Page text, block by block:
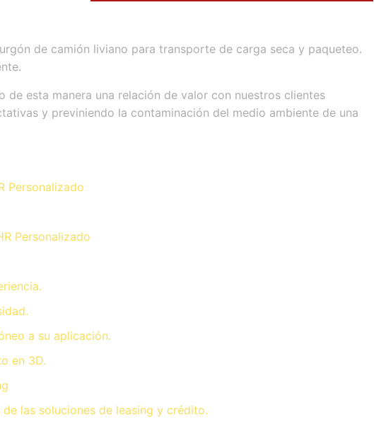
de camión liviano para transporte de carga seca y paqueteo.
de esta manera una relación de valor con nuestros clientes
y previniendo la contaminación del medio ambiente de una
Personalizado
Personalizado
a su aplicación.
en 3D.
las soluciones de leasing y crédito.